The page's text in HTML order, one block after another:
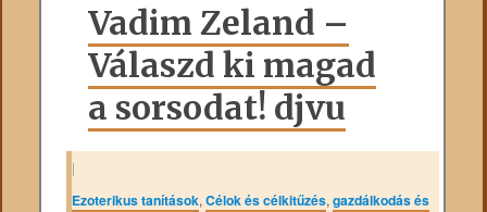
Vadim Zeland –
Válaszd ki magad
a sorsodat! djvu
|
Ezoterikus tanítások,Célok és célkitűzés,gazdálkodás és